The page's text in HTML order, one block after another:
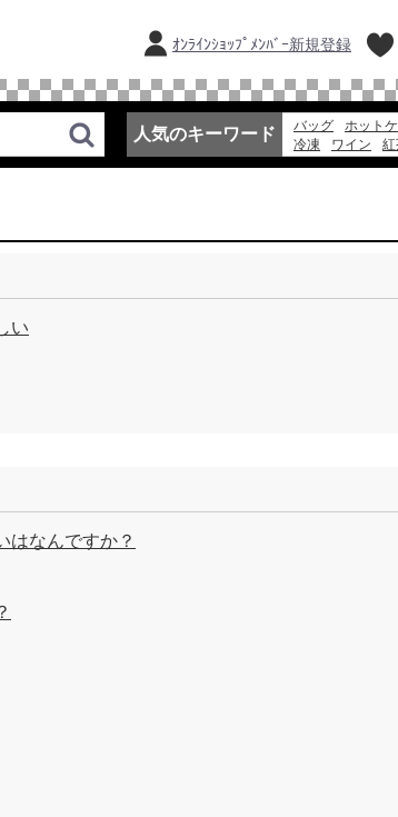
ｵﾝﾗｲﾝｼｮｯﾌﾟﾒﾝﾊﾞｰ新規登録
人気のキーワード バッグ ホット
冷凍
ワイン
い
はなんですか？